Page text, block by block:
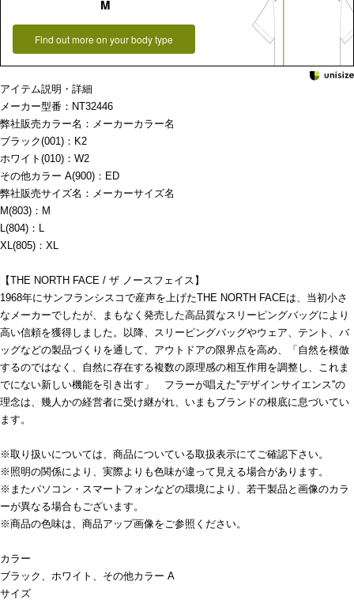
M
Find out more on your body type
アイテム説明・詳細
メーカー型番：NT32446
弊社販売カラー名：メーカーカラー名
ブラック(001)：K2
ホワイト(010)：W2
その他カラー A(900)：ED
弊社販売サイズ名：メーカーサイズ名
M(803)：M
L(804)：L
XL(805)：XL
【THE NORTH FACE / ザ ノースフェイス】
1968年にサンフランシスコで産声を上げたTHE NORTH FACEは、当初小さ
なメーカーでしたが、まもなく発売した高品質なスリーピングバッグにより
高い信頼を獲得しました。以降、スリーピングバッグやウェア、テント、バ
ッグなどの製品づくりを通して、アウトドアの限界点を高め、「自然を模倣
するのではなく、自然に存在する複数の原理感の相互作用を調整し、これま
でにない新しい機能を引き出す」 フラーが唱えた''デザインサイエンス''の
理念は、幾人かの経営者に受け継がれ、いまもブランドの根底に息づいてい
ます。
※取り扱いについては、商品についている取扱表示にてご確認下さい。
※照明の関係により、実際よりも色味が違って見える場合があります。
※またパソコン・スマートフォンなどの環境により、若干製品と画像のカラ
ーが異なる場合もございます。
※商品の色味は、商品アップ画像をご参照ください。
カラー
ブラック、ホワイト、その他カラー A
サイズ